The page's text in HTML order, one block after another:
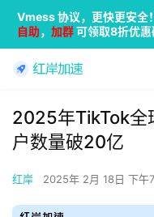
2025年TikTok全
户数量破20亿
红岸 2025年 2月 18日 下午
Vmess 协议，更快更安全！
自助， 加群可领取8折优惠